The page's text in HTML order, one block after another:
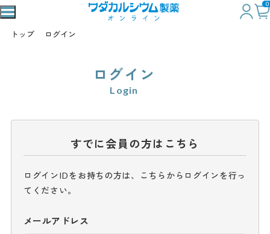
0
トップ ログイン
ログイン
Login
すでに会員の方はこちら
ログインIDをお持ちの方は、こちらからログインを行っ
てください。
メールアドレス